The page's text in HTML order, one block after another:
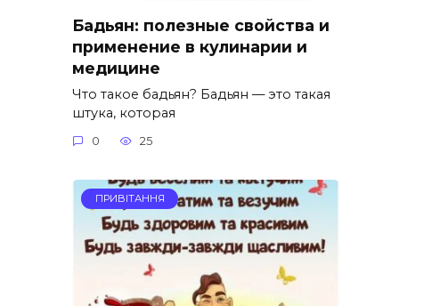
Бадьян: полезные свойства и
применение в кулинарии и
медицине
Что такое бадьян? Бадьян — это такая
штука, которая
0 25
ПРИВІТАННЯ